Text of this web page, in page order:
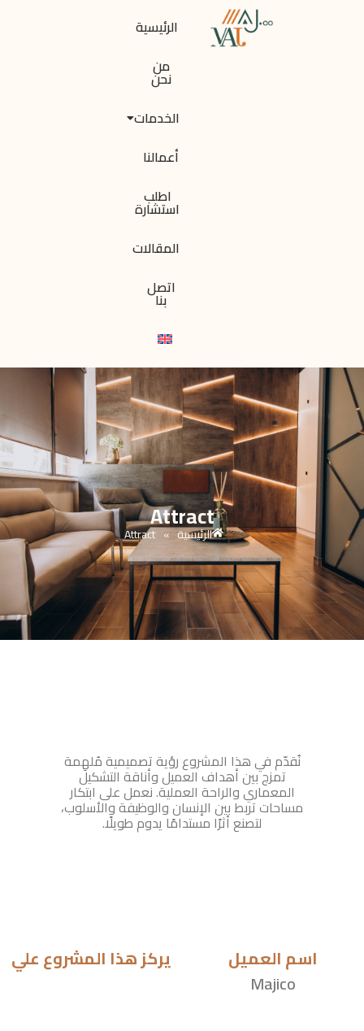
الرئيسية
من
نحن
الخدمات
أعمالنا
اطلب
استشارة
المقالات
اتصل
بنا
Attract
الرئيسية »
Attract
نُقدّم في هذا المشروع رؤية تصميمية مُلهِمة
تمزج بين أهداف العميل وأناقة التشكيل
المعماري والراحة العملية. نعمل على ابتكار
مساحات تربط بين الإنسان والوظيفة والأسلوب،
لتصنع أثرًا مستدامًا يدوم طويلًا.
اسم العميل
Majico
يركز هذا المشروع علي